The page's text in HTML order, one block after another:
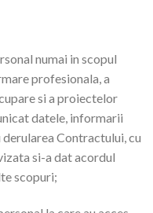
numai in scopul
profesionala, a
si a proiectelor
datele, informarii
derularea Contractului, cu
si-a dat acordul
scopuri;